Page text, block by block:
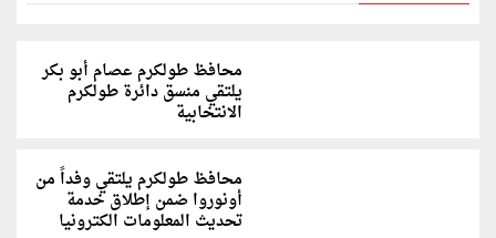
محافظ طولكرم عصام أبو بكر
يلتقي منسق دائرة طولكرم
الانتخابية
محافظ طولكرم يلتقي وفداً من
أونوروا ضمن إطلاق خدمة
تحديث المعلومات الكترونيا